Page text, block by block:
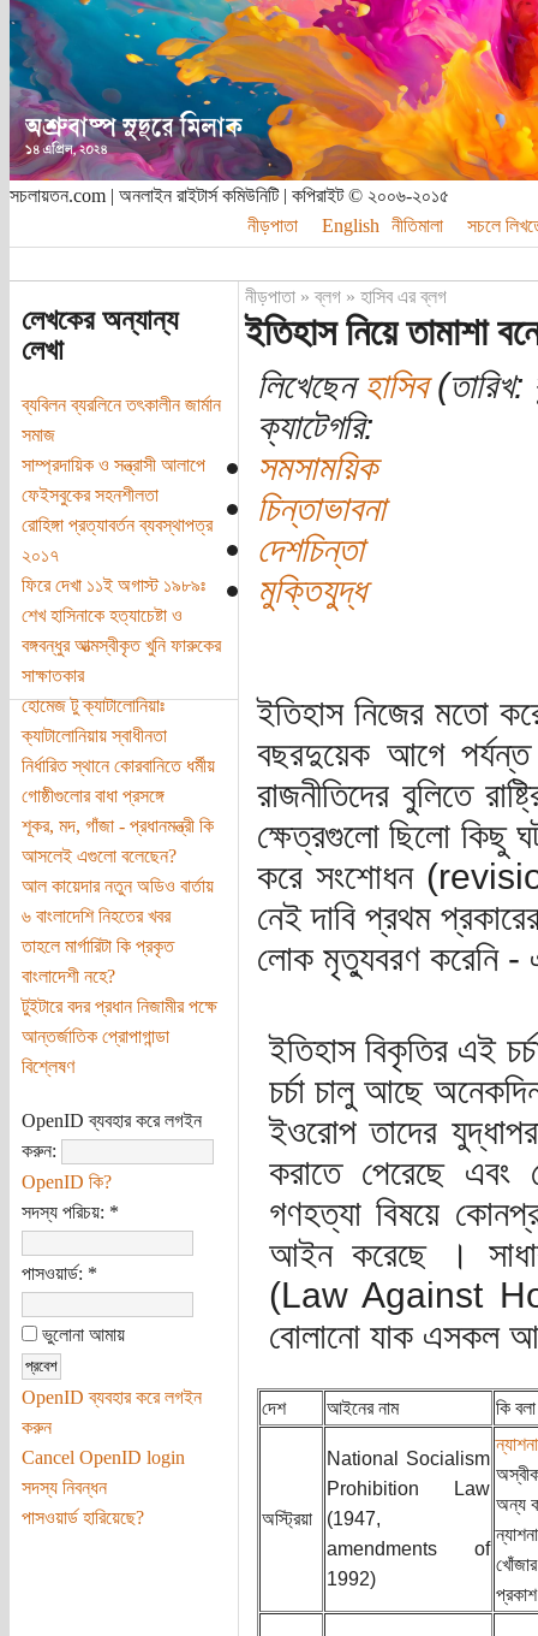
সচলায়তন.com | অনলাইন রাইটার্স কমিউনিটি | কপিরাইট © ২০০৬-২০১৫
নীড়পাতা
English নীতিমালা সচলে
লেখকের অন্যান্য
লেখা
ব্যবিলন ব্যরলিনে তৎকালীন জার্মান
সমাজ
সাম্প্রদায়িক ও সন্ত্রাসী আলাপে
ফেইসবুকের সহনশীলতা
রোহিঙ্গা প্রত্যাবর্তন ব্যবস্থাপত্র
২০১৭
ফিরে দেখা ১১ই অগাস্ট ১৯৮৯ঃ
শেখ হাসিনাকে হত্যাচেষ্টা ও
বঙ্গবন্ধুর আত্মস্বীকৃত খুনি ফারুকের
সাক্ষাতকার
হোমেজ টু ক্যাটালোনিয়াঃ
ক্যাটালোনিয়ায় স্বাধীনতা
নির্ধারিত স্থানে কোরবানিতে ধর্মীয়
গোষ্ঠীগুলোর বাধা প্রসঙ্গে
শূকর, মদ, গাঁজা - প্রধানমন্ত্রী কি
আসলেই এগুলো বলেছেন?
আল কায়েদার নতুন অডিও বার্তায়
৬ বাংলাদেশি নিহতের খবর
তাহলে মার্গারিটা কি প্রকৃত
বাংলাদেশী নহে?
টুইটারে বদর প্রধান নিজামীর পক্ষে
আন্তর্জাতিক প্রোপাগান্ডা
বিশ্লেষণ
OpenID ব্যবহার করে লগইন
করুন:
OpenID কি?
সদস্য পরিচয়: *
পাসওয়ার্ড: *
ভুলোনা আমায়
OpenID ব্যবহার করে লগইন
করুন
Cancel OpenID login
সদস্য নিবন্ধন
পাসওয়ার্ড হারিয়েছে?
নীড়পাতা»ব্লগ» হাসিব এর ব্লগ
ইতিহাস নিয়ে তামাশা
লিখেছেনহাসিব
ক্যাটেগরি:
সমসাময়িক
চিন্তাভাবনা
দেশচিন্তা
মুক্তিযুদ্ধ
ইতিহাস নিজের মতো
বছরদুয়েক আগে পর্যন্ত
রাজনীতিদের বুলিতে
ক্ষেত্রগুলো ছিলো
করে সংশোধন
নেই দাবি প্রথম
লোক মৃত্যুবরণ করেনি -
ইতিহাস বিকৃতির এই
চর্চা চালু আছে
ইওরোপ তাদের
করাতে পেরেছে এবং
গণহত্যা বিষয়ে
আইন করেছে ।
(Law Against
বোলানো যাক এসকল
দেশ আইনের নাম কি
অস্ট্রিয়া
National Socialism
Prohibition Law
(1947,
amendments of
1992)
অন্য